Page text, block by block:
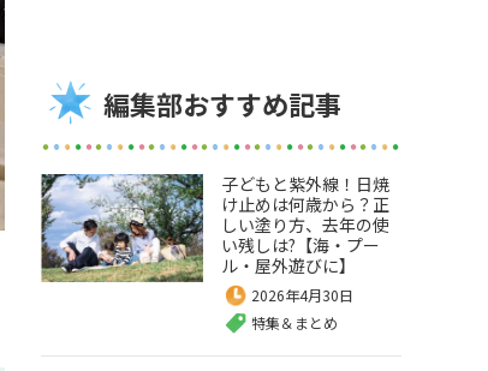
編集部おすすめ記事
子どもと紫外線！日焼
け止めは何歳から？正
しい塗り方、去年の使
い残しは?【海・プー
ル・屋外遊びに】
2026年4月30日
特集＆まとめ